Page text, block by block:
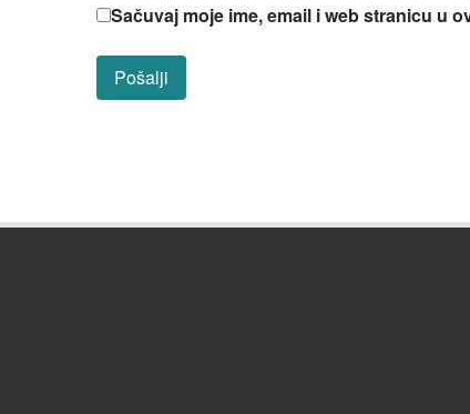
Sačuvaj moje ime, email i web stranicu u